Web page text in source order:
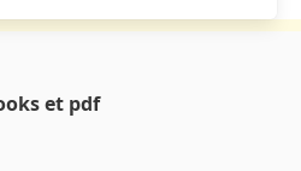
et pdf